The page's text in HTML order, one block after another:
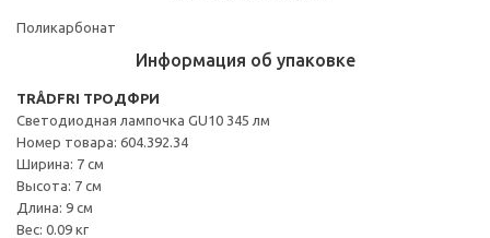
Поликарбонат
Информация об упаковке
TRÅDFRI ТРОДФРИ
Светодиодная лампочка GU10 345 лм
Номер товара: 604.392.34
Ширина: 7 см
Высота: 7 см
Длина: 9 см
Вес: 0.09 кг